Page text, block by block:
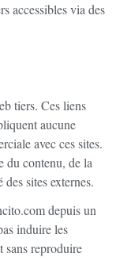
accessibles via des
tiers. Ces liens
aucune
avec ces sites.
du contenu, de la
sites externes.
depuis un
induire les
sans reproduire